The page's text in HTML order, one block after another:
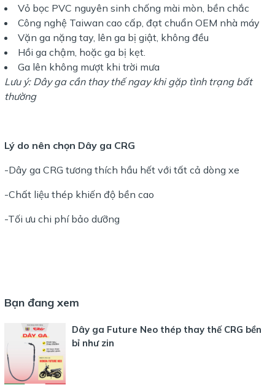
Vỏ bọc PVC nguyên sinh chống mài mòn, bền chắc
Công nghệ Taiwan cao cấp, đạt chuẩn OEM nhà máy
Vặn ga nặng tay, lên ga bị giật, không đều
Hồi ga chậm, hoặc ga bị kẹt.
Ga lên không mượt khi trời mưa
Lưu ý: Dây ga cần thay thế ngay khi gặp tình trạng bất
thường
Lý do nên chọn Dây ga CRG
-Dây ga CRG tương thích hầu hết với tất cả dòng xe
-Chất liệu thép khiến độ bền cao
-Tối ưu chi phí bảo dưỡng
Bạn đang xem
Dây ga Future Neo thép thay thế CRG bền
bỉ như zin